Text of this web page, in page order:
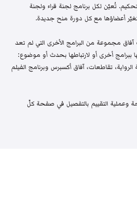
تُعيّن لكل برنامج لجنة قراء ولجنة
أعضاؤها مع كل دورة منح جديدة.
مجموعة من البرامج الأخرى التي لم تعد
ببرامج أخرى أو لارتباطها بحدث أو موضوع:
الرواية، تقاطعات، آفاق أكسبرس وبرنامج الفيلم
وعملية التقييم بالتفصيل في صفحة كلّ